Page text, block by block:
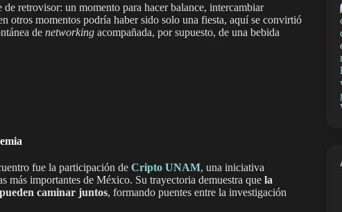
retrovisor: un momento para hacer balance, intercambiar
otros momentos podría haber sido solo una fiesta, aquí se convirtió
de networking acompañada, por supuesto, de una bebida
fue la participación de Cripto UNAM, una iniciativa
más importantes de México. Su trayectoria demuestra que la
caminar juntos, formando puentes entre la investigación